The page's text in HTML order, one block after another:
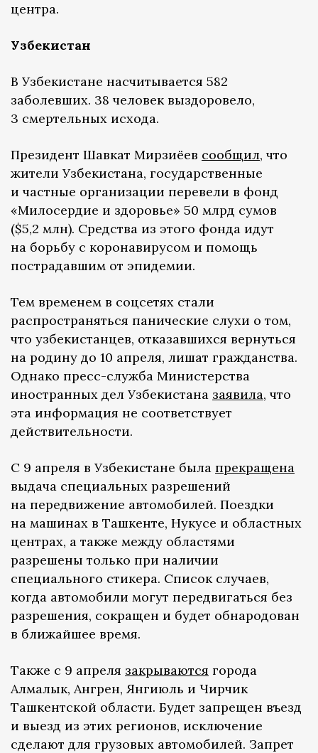
центра.
Узбекистан
В Узбекистане насчитывается 582
заболевших. 38 человек выздоровело,
3 смертельных исхода.
Президент Шавкат Мирзиёев сообщил, что
жители Узбекистана, государственные
и частные организации перевели в фонд
«Милосердие и здоровье» 50 млрд сумов
($5,2 млн). Средства из этого фонда идут
на борьбу с коронавирусом и помощь
пострадавшим от эпидемии.
Тем временем в соцсетях стали
распространяться панические слухи о том,
что узбекистанцев, отказавшихся вернуться
на родину до 10 апреля, лишат гражданства.
Однако пресс-служба Министерства
иностранных дел Узбекистана заявила, что
эта информация не соответствует
действительности.
С 9 апреля в Узбекистане была прекращена
выдача специальных разрешений
на передвижение автомобилей. Поездки
на машинах в Ташкенте, Нукусе и областных
центрах, а также между областями
разрешены только при наличии
специального стикера. Список случаев,
когда автомобили могут передвигаться без
разрешения, сокращен и будет обнародован
в ближайшее время.
Также с 9 апреля закрываются города
Алмалык, Ангрен, Янгиюль и Чирчик
Ташкентской области. Будет запрещен въезд
и выезд из этих регионов, исключение
сделают для грузовых автомобилей. Запрет